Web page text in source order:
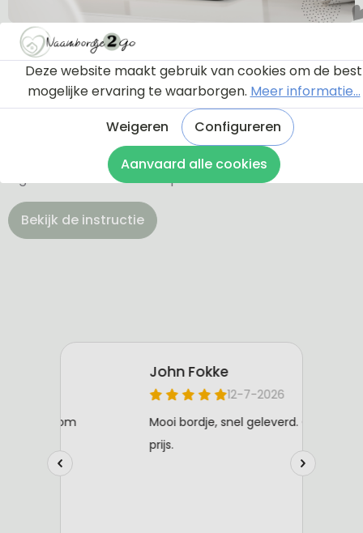
Ontwerptool
Via onderstaande knop komt u bij een instructie en
een tutorial die u een rondleiding geeft door de
ontwerptool. Hierdoor weet u precies hoe u zelf uw
naambordje helemaal kunt aanpassen en naar uw
eigen smaak kunt ontwerpen.
Bekijk de instructie
Deze website maakt gebruik van cookies om de best
mogelijke ervaring te waarborgen. Meer informatie...
Weigeren
Configureren
Aanvaard alle cookies